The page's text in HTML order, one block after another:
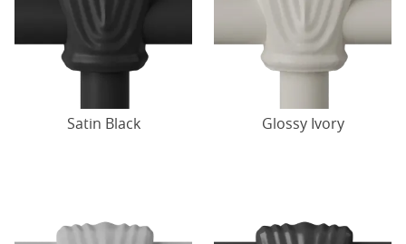
Satin Black Glossy Ivory